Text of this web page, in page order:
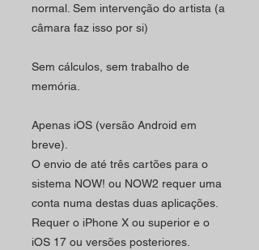
normal. Sem intervenção do artista (a
câmara faz isso por si)
Sem cálculos, sem trabalho de
memória.
Apenas iOS (versão Android em
breve).
O envio de até três cartões para o
sistema NOW! ou NOW2 requer uma
conta numa destas duas aplicações.
Requer o iPhone X ou superior e o
iOS 17 ou versões posteriores.